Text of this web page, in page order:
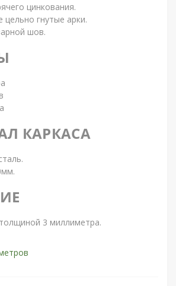
цинкования.
гнутые арки.
шов.
КАРКАСА
3 миллиметра.